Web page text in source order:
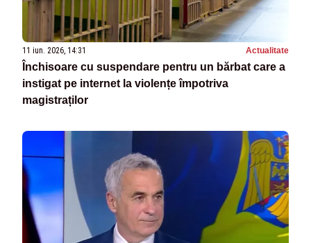
11 iun. 2026, 14:31 Actualitate
Închisoare cu suspendare pentru un bărbat care a
instigat pe internet la violențe împotriva
magistraților